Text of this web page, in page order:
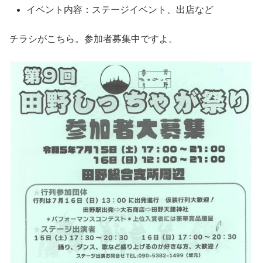
イベント内容：ステージイベント、出店など
チラシがこちら。参加者募集中ですよ。